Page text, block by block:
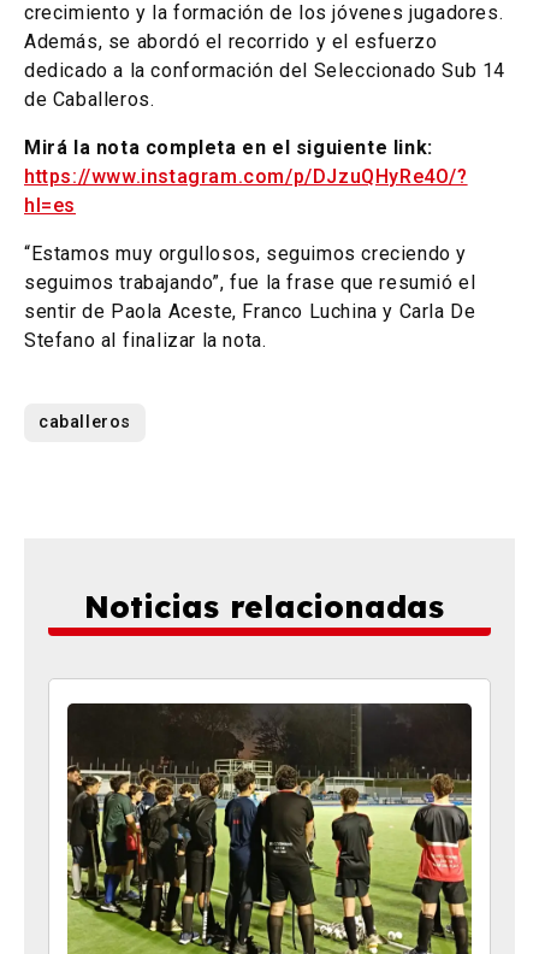
crecimiento y la formación de los jóvenes jugadores.
Además, se abordó el recorrido y el esfuerzo
dedicado a la conformación del Seleccionado Sub 14
de Caballeros.
Mirá la nota completa en el siguiente link:
https://www.instagram.com/p/DJzuQHyRe4O/?
hl=es
“Estamos muy orgullosos, seguimos creciendo y
seguimos trabajando”, fue la frase que resumió el
sentir de Paola Aceste, Franco Luchina y Carla De
Stefano al finalizar la nota.
caballeros
Noticias relacionadas